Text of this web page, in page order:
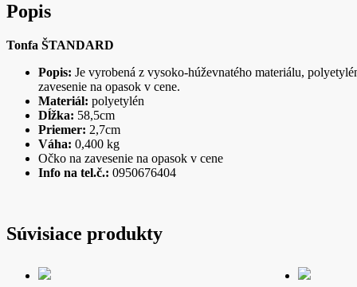
Popis
Tonfa ŠTANDARD
Popis: Je vyrobená z vysoko-húževnatého materiálu,
zavesenie na opasok v cene.
Materiál: polyetylén
Dĺžka: 58,5cm
Priemer: 2,7cm
Váha: 0,400 kg
Očko na zavesenie na opasok v cene
Info na tel.č.: 0950676404
Súvisiace produkty